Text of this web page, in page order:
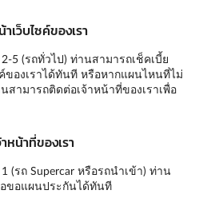
เว็บไซค์ของเรา
5 (รถทั่วไป) ท่านสามารถเช็คเบี้ย
องเราได้ทันที หรือหากแผนไหนที่ไม่
สามารถติดต่อเจ้าหน้าที่ของเราเพื่อ
หน้าที่ของเรา
(รถ Supercar หรือรถนำเข้า) ท่าน
อขอแผนประกันได้ทันที